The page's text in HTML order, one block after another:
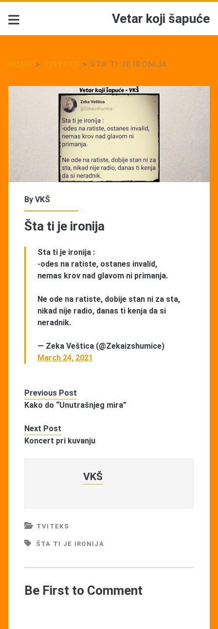
Vetar koji šapuće
> > ŠTA TI JE IRONIJA
By VKŠ
Šta ti je ironija
Sta ti je ironija :
-odes na ratiste, ostanes invalid,
nemas krov nad glavom ni primanja.
Ne ode na ratiste, dobije stan ni za sta,
nikad nije radio, danas ti kenja da si
neradnik.
— Zeka Veštica (@Zekaizshumice)
March 24, 2021
Previous Post
Kako do “Unutrašnjeg mira”
Next Post
Koncert pri kuvanju
VKŠ
TVITEKS
ŠTA TI JE IRONIJA
Be First to Comment